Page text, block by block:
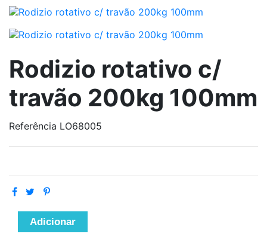
Rodizio rotativo c/
travão 200kg 100mm
Referência LO68005
Adicionar